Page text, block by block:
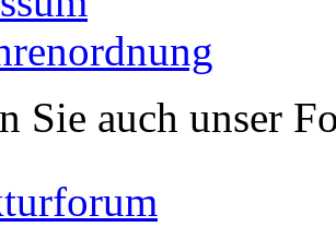
Sie auch unser